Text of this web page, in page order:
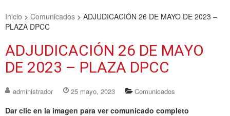
Inicio > Comunicados > ADJUDICACIÓN 26 DE MAYO DE 2023 –
PLAZA DPCC
ADJUDICACIÓN 26 DE MAYO
DE 2023 – PLAZA DPCC
administrador 25 mayo, 2023 Comunicados
Dar clic en la imagen para ver comunicado completo